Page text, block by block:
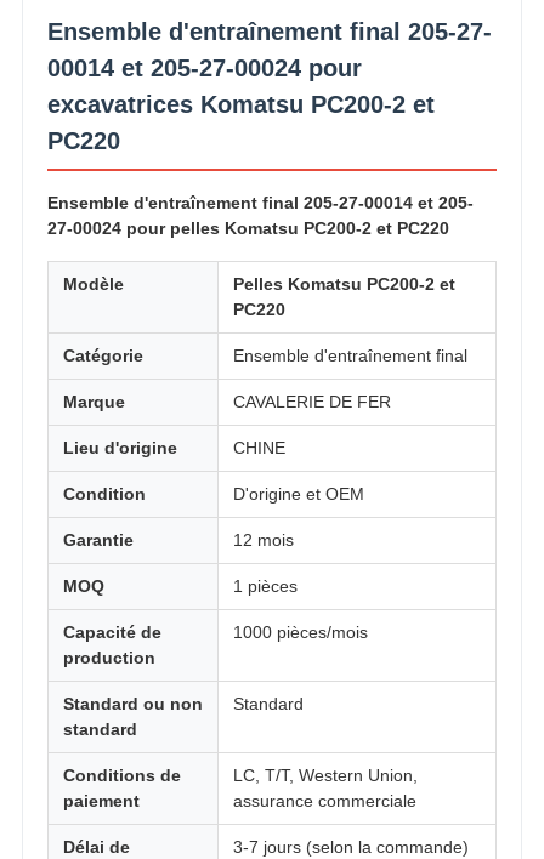
CONFIDENTIALITÉ
Ensemble d'entraînement final 205-27-
00014 et 205-27-00024 pour
excavatrices Komatsu PC200-2 et
PC220
Ensemble d'entraînement final 205-27-00014 et 205-
27-00024 pour pelles Komatsu PC200-2 et PC220
Modèle
Pelles Komatsu PC200-2 et
PC220
Catégorie Ensemble d'entraînement final
Marque CAVALERIE DE FER
Lieu d'origine CHINE
Condition D'origine et OEM
Garantie 12 mois
MOQ 1 pièces
Capacité de
production
1000 pièces/mois
Standard ou non
standard
Standard
Conditions de
paiement
LC, T/T, Western Union,
assurance commerciale
Délai de
3-7 jours (selon la commande)